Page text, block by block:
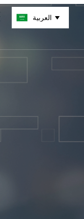
العربية 